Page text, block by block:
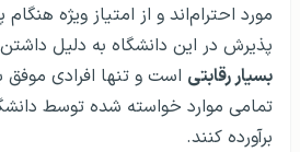
مورد احترام‌اند و از امتیاز ویژه
پذیرش در این دانشگاه به دلیل
بسیار رقابتی است و تنها افرادی
تمامی موارد خواسته شده توسط
برآورده کنند.